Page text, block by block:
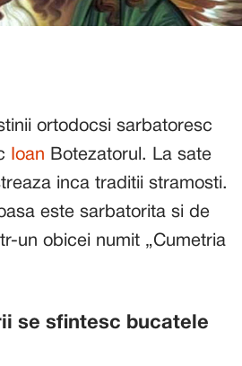
ortodocsi sarbatoresc
Ioan Botezatorul. La sate
inca traditii stramosti.
este sarbatorita si de
un obicei numit „Cumetria
se sfintesc bucatele